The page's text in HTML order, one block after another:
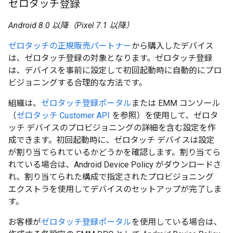
ゼロタッチ登録
Android 8.0 以降（Pixel 7.1 以降）
ゼロタッチの正規販売パートナーから購入したデバイス
は、ゼロタッチ登録の対象となります。ゼロタッチ登録
は、デバイスを事前に設定して初回起動時に自動的にプロ
ビジョニングする合理的な方法です。
組織は、 ゼロタッチ登録ポータル または EMM コンソール
（ゼロタッチ Customer API を参照）を使用して、ゼロタ
ッチ デバイスのプロビジョニングの詳細を含む設定を作
成できます。初回起動時に、ゼロタッチ デバイスは設定
が割り当てられているかどうかを確認します。割り当てら
れている場合は、Android Device Policy がダウンロードさ
れ、割り当てられた構成で指定されたプロビジョニング
エクストラを使用してデバイスのセットアップが完了しま
す。
お客様がゼロタッチ登録ポータルを使用している場合は、